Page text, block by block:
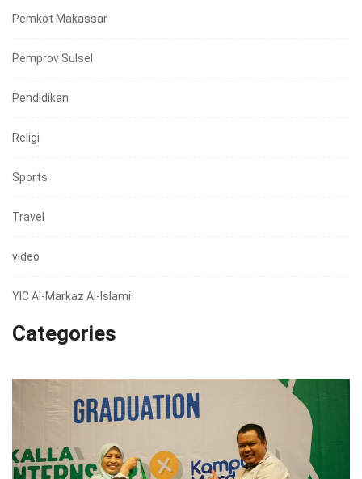
Pemkot Makassar
Pemprov Sulsel
Pendidikan
Religi
Sports
Travel
video
YIC Al-Markaz Al-Islami
Categories